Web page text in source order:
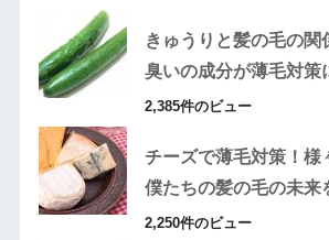
きゅうりと髪の毛の関
臭いの成分が薄毛対策
2,385件のビュー
チーズで薄毛対策！様
僕たちの髪の毛の未来
2,250件のビュー